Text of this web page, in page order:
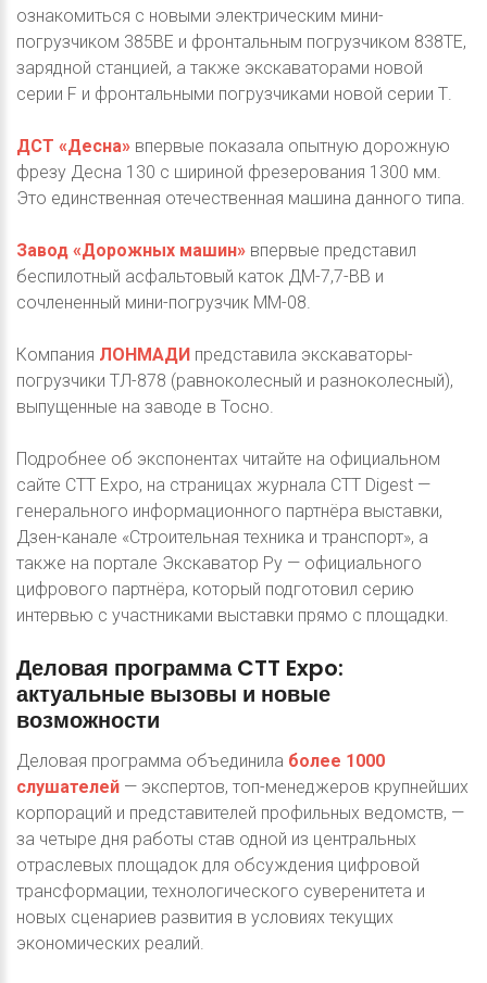
ознакомиться с новыми электрическим мини-
погрузчиком 385BE и фронтальным погрузчиком 838TE,
зарядной станцией, а также экскаваторами новой
серии F и фронтальными погрузчиками новой серии Т.
ДСТ «Десна» впервые показала опытную дорожную
фрезу Десна 130 с шириной фрезерования 1300 мм.
Это единственная отечественная машина данного типа.
Завод «Дорожных машин» впервые представил
беспилотный асфальтовый каток ДМ-7,7-ВВ и
сочлененный мини-погрузчик ММ-08.
Компания ЛОНМАДИ представила экскаваторы-
погрузчики ТЛ-878 (равноколесный и разноколесный),
выпущенные на заводе в Тосно.
Подробнее об экспонентах читайте на официальном
сайте CTT Expo, на страницах журнала CTT Digest —
генерального информационного партнёра выставки,
Дзен-канале «Строительная техника и транспорт», а
также на портале Экскаватор Ру — официального
цифрового партнёра, который подготовил серию
интервью с участниками выставки прямо с площадки.
Деловая программа CTT Expo:
актуальные вызовы и новые
возможности
Деловая программа объединила более 1000
слушателей — экспертов, топ-менеджеров крупнейших
корпораций и представителей профильных ведомств, —
за четыре дня работы став одной из центральных
отраслевых площадок для обсуждения цифровой
трансформации, технологического суверенитета и
новых сценариев развития в условиях текущих
экономических реалий.